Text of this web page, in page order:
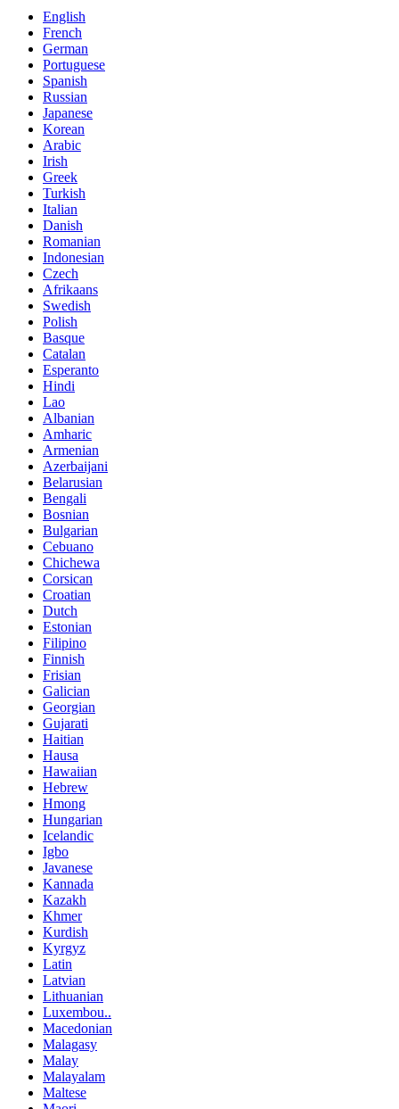
English
French
German
Portuguese
Spanish
Russian
Japanese
Korean
Arabic
Irish
Greek
Turkish
Italian
Danish
Romanian
Indonesian
Czech
Afrikaans
Swedish
Polish
Basque
Catalan
Esperanto
Hindi
Lao
Albanian
Amharic
Armenian
Azerbaijani
Belarusian
Bengali
Bosnian
Bulgarian
Cebuano
Chichewa
Corsican
Croatian
Dutch
Estonian
Filipino
Finnish
Frisian
Galician
Georgian
Gujarati
Haitian
Hausa
Hawaiian
Hebrew
Hmong
Hungarian
Icelandic
Igbo
Javanese
Kannada
Kazakh
Khmer
Kurdish
Kyrgyz
Latin
Latvian
Lithuanian
Luxembou..
Macedonian
Malagasy
Malay
Malayalam
Maltese